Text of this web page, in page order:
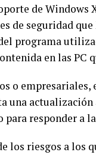
de Windows
de seguridad
programa
en las PC
o
una
responder a
los riesgos a los